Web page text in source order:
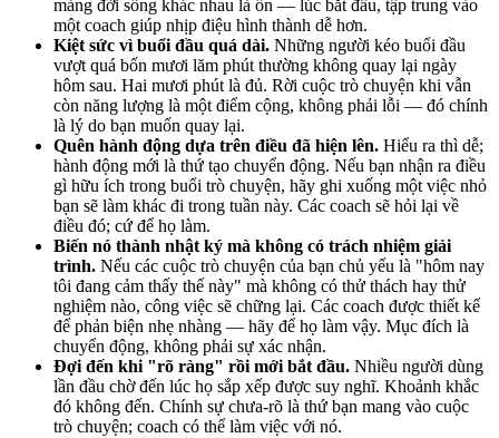
mảng đời sống khác nhau là ổn — lúc bắt đầu, tập trung vào
một coach giúp nhịp điệu hình thành dễ hơn.
Kiệt sức vì buổi đầu quá dài. Những người kéo buổi đầu
vượt quá bốn mươi lăm phút thường không quay lại ngày
hôm sau. Hai mươi phút là đủ. Rời cuộc trò chuyện khi vẫn
còn năng lượng là một điểm cộng, không phải lỗi — đó chính
là lý do bạn muốn quay lại.
Quên hành động dựa trên điều đã hiện lên. Hiểu ra thì dễ;
hành động mới là thứ tạo chuyển động. Nếu bạn nhận ra điều
gì hữu ích trong buổi trò chuyện, hãy ghi xuống một việc nhỏ
bạn sẽ làm khác đi trong tuần này. Các coach sẽ hỏi lại về
điều đó; cứ để họ làm.
Biến nó thành nhật ký mà không có trách nhiệm giải
trình. Nếu các cuộc trò chuyện của bạn chủ yếu là "hôm nay
tôi đang cảm thấy thế này" mà không có thử thách hay thử
nghiệm nào, công việc sẽ chững lại. Các coach được thiết kế
để phản biện nhẹ nhàng — hãy để họ làm vậy. Mục đích là
chuyển động, không phải sự xác nhận.
Đợi đến khi "rõ ràng" rồi mới bắt đầu. Nhiều người dùng
lần đầu chờ đến lúc họ sắp xếp được suy nghĩ. Khoảnh khắc
đó không đến. Chính sự chưa-rõ là thứ bạn mang vào cuộc
trò chuyện; coach có thể làm việc với nó.